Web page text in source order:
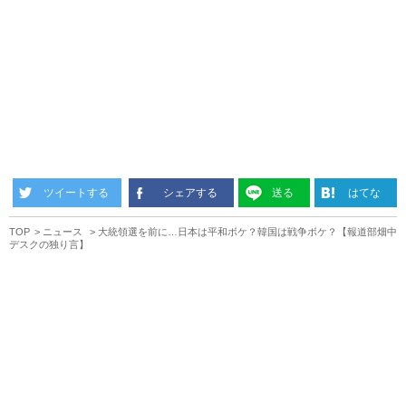
ツイートする シェアする 送る はてな
TOP ニュース
大統領選を前に…日本は平和ボケ？韓国は戦争ボケ？【報道部畑中
デスクの独り言】